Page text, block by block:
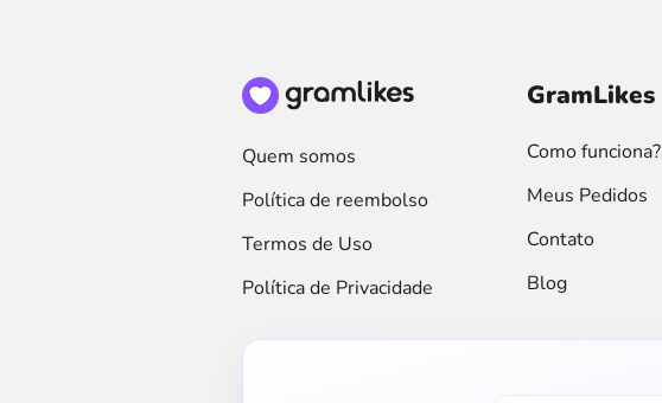
Início GramLikes
Quem somos
Política de reembolso
Termos de Uso
Política de Privacidade
GramLikes
Como funciona?
Meus Pedidos
Contato
Blog